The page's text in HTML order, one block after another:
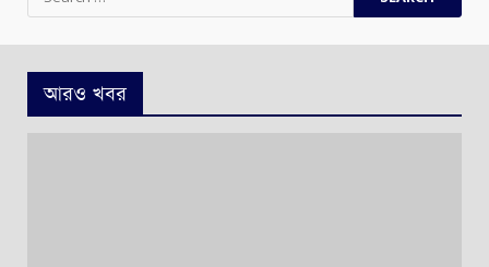
for:
আরও খবর